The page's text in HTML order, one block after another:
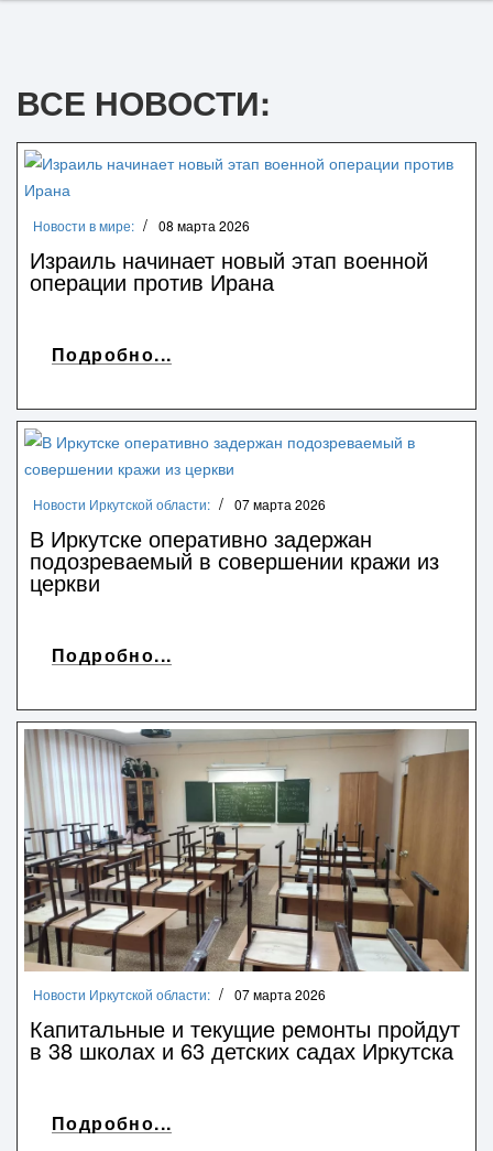
ВСЕ НОВОСТИ:
Новости в мире: 08 марта 2026
Израиль начинает новый этап военной
операции против Ирана
Подробно...
Новости Иркутской области: 07 марта 2026
В Иркутске оперативно задержан
подозреваемый в совершении кражи из
церкви
Подробно...
Новости Иркутской области: 07 марта 2026
Капитальные и текущие ремонты пройдут
в 38 школах и 63 детских садах Иркутска
Подробно...